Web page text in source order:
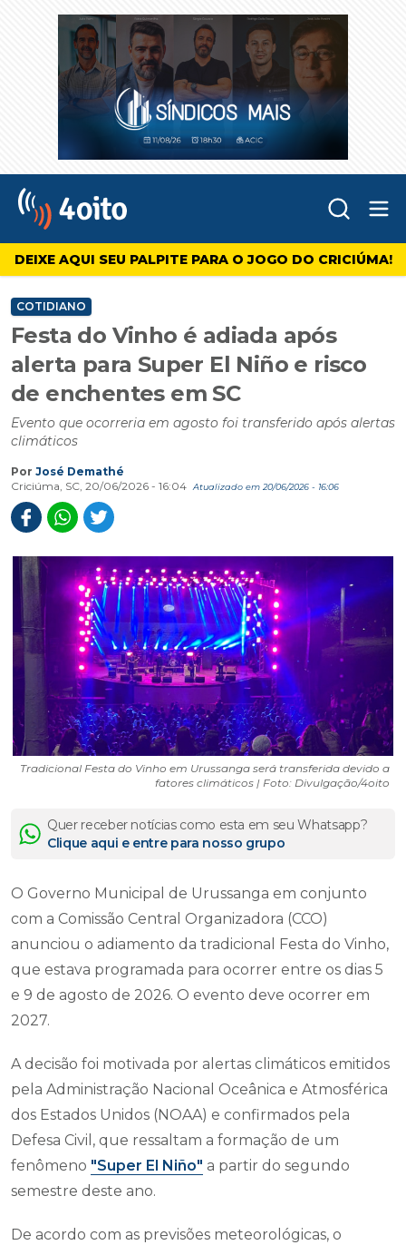
4oito
DEIXE AQUI SEU PALPITE PARA O JOGO DO CRICIÚMA!
COTIDIANO
Festa do Vinho é adiada após
alerta para Super El Niño e risco
de enchentes em SC
Evento que ocorreria em agosto foi transferido após alertas
climáticos
Por José Demathé
Criciúma, SC, 20/06/2026 - 16:04
Atualizado em 20/06/2026 - 16:06
Tradicional Festa do Vinho em Urussanga será transferida devido a
fatores climáticos | Foto: Divulgação/4oito
Quer receber notícias como esta em seu Whatsapp?
Clique aqui e entre para nosso grupo
O Governo Municipal de Urussanga em conjunto
com a Comissão Central Organizadora (CCO)
anunciou o adiamento da tradicional Festa do Vinho,
que estava programada para ocorrer entre os dias 5
e 9 de agosto de 2026. O evento deve ocorrer em
2027.
A decisão foi motivada por alertas climáticos emitidos
pela Administração Nacional Oceânica e Atmosférica
dos Estados Unidos (NOAA) e confirmados pela
Defesa Civil, que ressaltam a formação de um
fenômeno "Super El Niño" a partir do segundo
semestre deste ano.
De acordo com as previsões meteorológicas, o